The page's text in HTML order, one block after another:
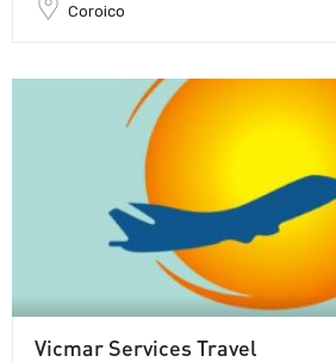
Coroico
Vicmar Services Travel